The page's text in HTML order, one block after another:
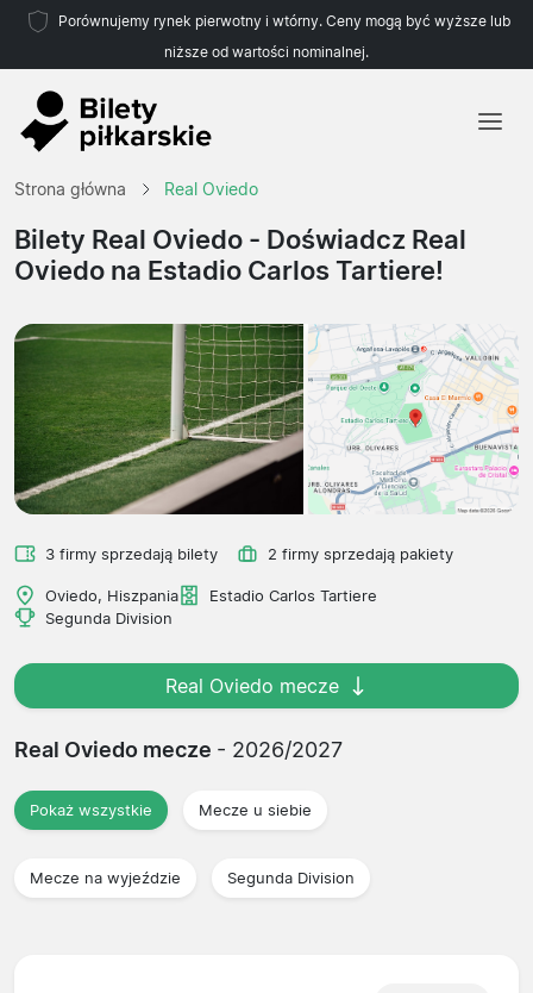
Porównujemy rynek pierwotny i wtórny. Ceny mogą być wyższe lub
niższe od wartości nominalnej.
Strona główna
Drużyny
Ligi
Strona główna Real Oviedo
Bilety Real Oviedo - Doświadcz Real
Oviedo na Estadio Carlos Tartiere!
3 firmy sprzedają bilety 2 firmy sprzedają pakiety
Oviedo, Hiszpania
Estadio Carlos Tartiere
Segunda Division
Real Oviedo mecze
Real Oviedo mecze - 2026/2027
Pokaż wszystkie Mecze u siebie
Mecze na wyjeździe Segunda Division